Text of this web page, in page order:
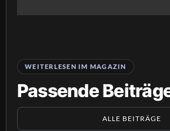
WEITERLESEN IM MAGAZIN
Passende
ALLE BEITRÄGE